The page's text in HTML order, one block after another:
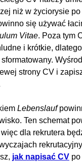
niż w życiorysie
się używać
Vitae. Poza tym
i krótkie,
strony CV i
Lebenslauf
Ten schemat
dla rekrutera
jak napisać CV